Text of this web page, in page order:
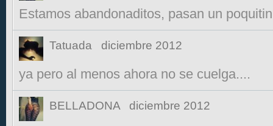
Estamos abandonaditos, pasan un
Tatuada diciembre 2012
ya pero al menos ahora no se cuelga....
BELLADONA diciembre 2012